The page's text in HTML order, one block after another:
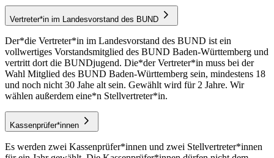
Vertreter*in im Landesvorstand des BUND
Der*die Vertreter*in im Landesvorstand des BUND ist ein
vollwertiges Vorstandsmitglied des BUND Baden-Württemberg und
vertritt dort die BUNDjugend. Die*der Vertreter*in muss bei der
Wahl Mitglied des BUND Baden-Württemberg sein, mindestens 18
und noch nicht 30 Jahe alt sein. Gewählt wird für 2 Jahre. Wir
wählen außerdem eine*n Stellvertreter*in.
Kassenprüfer*innen
Es werden zwei Kassenprüfer*innen und zwei Stellvertreter*innen